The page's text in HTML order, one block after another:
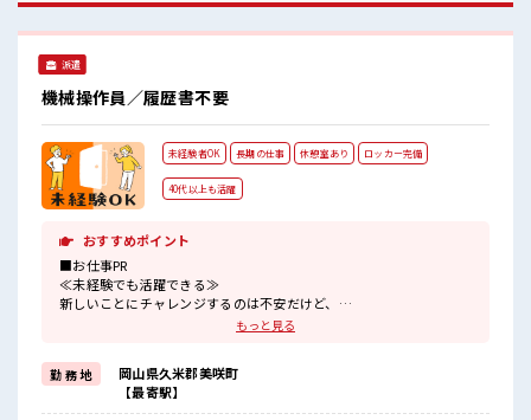
1H程度あるので給料の上乗せも期待できそう！
派遣
機械操作員／履歴書不要
未経験者OK 長期の仕事 休憩室あり ロッカー完備
40代以上も活躍
おすすめポイント
■お仕事PR
≪未経験でも活躍できる≫
新しいことにチャレンジするのは不安だけど、
しっかり働く環境が整っています！
≪自分に向いている仕事が探せる≫
困った事などがあれば、
担当がしっかりサポートします！
もっと見る
勤 務 地
岡山県久米郡美咲町
【最寄駅】